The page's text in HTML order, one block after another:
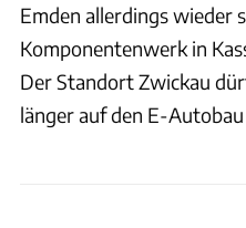
Emden allerdings wieder
Komponentenwerk in
Der Standort Zwickau
länger auf den E-